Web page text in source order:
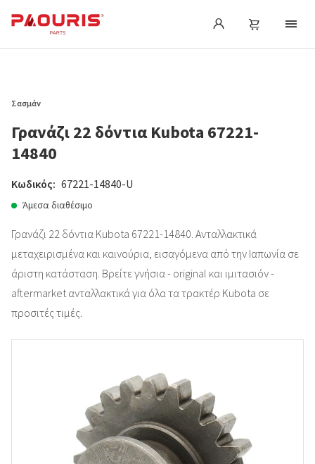
Σασμάν
Γρανάζι 22 δόντια Kubota 67221-
14840
Κωδικός: 67221-14840-U
Άμεσα διαθέσιμο
Γρανάζι 22 δόντια Kubota 67221-14840. Ανταλλακτικά
μεταχειρισμένα και καινούρια, εισαγόμενα από την Ιαπωνία σε
άριστη κατάσταση. Βρείτε γνήσια - original και ιμιτασιόν -
aftermarket ανταλλακτικά για όλα τα τρακτέρ Kubota σε
προσιτές τιμές.